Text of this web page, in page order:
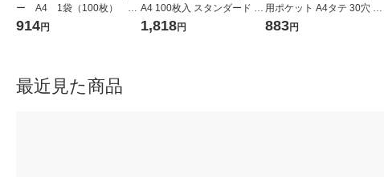
ー A4 1袋（100枚） ス
タンダード ファイル（イ
914円
A4 100枚入 スタンダード フ
ァイル 1セット（100枚×2
1,818円
用ポケット A4タテ 30穴 厚
さ0.08mm 1袋（100枚） オ
883円
最近見た商品